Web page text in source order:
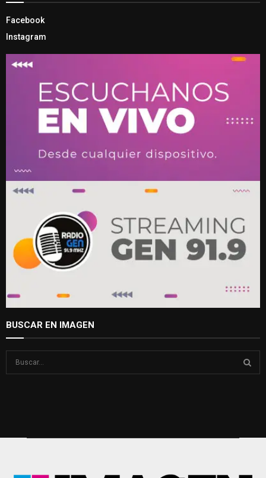
Facebook
Instagram
BUSCAR EN IMAGEN